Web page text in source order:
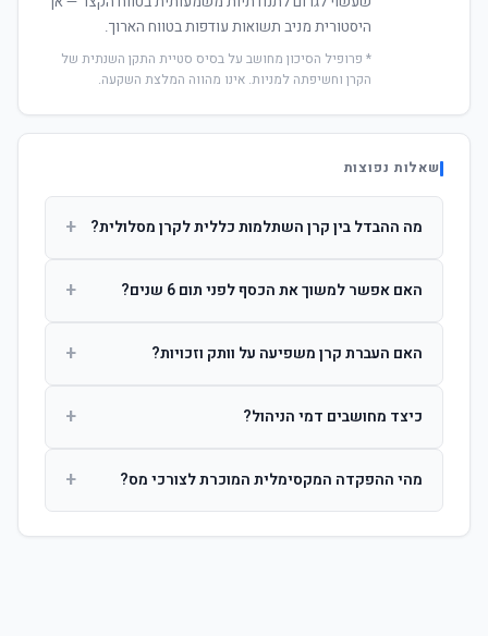
היסטורית מניב תשואות עודפות בטווח הארוך.
* פרופיל הסיכון מחושב על בסיס סטיית התקן השנתית של
הקרן וחשיפתה למניות. אינו מהווה המלצת השקעה.
שאלות נפוצות
מה ההבדל בין קרן השתלמות כללית לקרן מסלולית? +
ההשקעות. קרן מסלולית עוקבת אחרי מדד ספציפי ומאפשרת
האם אפשר למשוך את הכסף לפני תום 6 שנים? +
הרווחים. לאחר 6 שנים ניתן למשוך פטור ממס עד לתקרה
האם העברת קרן משפיעה על וותק וזכויות? +
החברות. הוותק ממשיך להיספר מיום ההפקדה הראשונה.
כיצד מחושבים דמי הניהול? +
ומתן על שיעורם בעת הצטרפות.
מהי ההפקדה המקסימלית המוכרת לצורכי מס? +